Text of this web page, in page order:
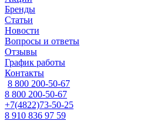
Бренды
Статьи
Новости
Вопросы и ответы
Отзывы
График работы
Контакты
8 800 200-50-67
8 800 200-50-67
+7(4822)73-50-25
8 910 836 97 59